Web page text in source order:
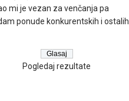
mi je vezan za venčanja pa
ponude konkurentskih i ostalih
Pogledaj rezultate